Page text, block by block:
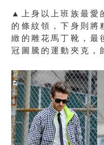
▲上身以上班族最愛
的條紋領，下身則將
緻的雕花馬丁靴，最
冠圖騰的運動夾克，